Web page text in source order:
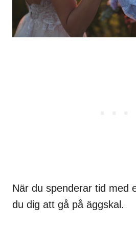
När du spenderar tid med
du dig att gå på äggskal.